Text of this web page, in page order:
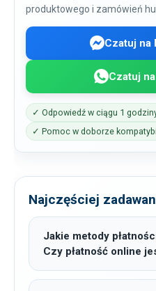
produktowego i zamówień
Czatuj na
Czatuj
✓ Odpowiedź w ciągu 1
✓ Pomoc w doborze
Najczęściej
Jakie metody
Czy płatność online